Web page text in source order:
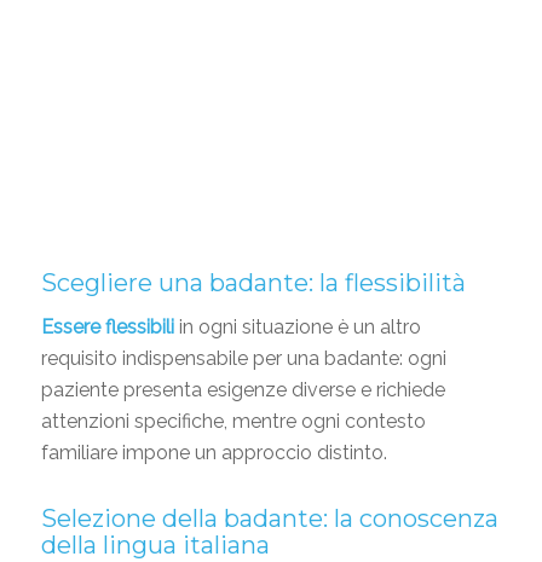
Scegliere una badante: la flessibilità
Essere flessibiliin ogni situazione è un altro
requisito indispensabile per una badante: ogni
paziente presenta esigenze diverse e richiede
attenzioni specifiche, mentre ogni contesto
familiare impone un approccio distinto.
Selezione della badante: la conoscenza
della lingua italiana